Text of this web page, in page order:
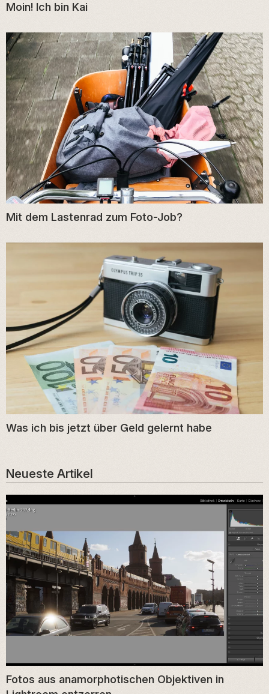
Moin! Ich bin Kai
Mit dem Lastenrad zum Foto-Job?
Was ich bis jetzt über Geld gelernt habe
Neueste Artikel
Fotos aus anamorphotischen Objektiven in